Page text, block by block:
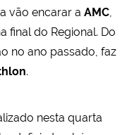
vão encarar a AMC
final do Regional. Do
no ano passado, faz
.
nesta quarta